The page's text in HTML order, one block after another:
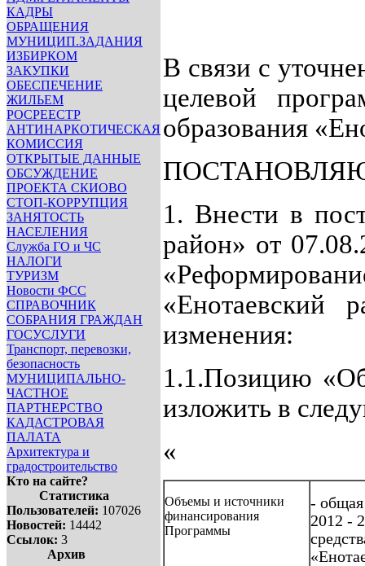
КАДРЫ
ОБРАЩЕНИЯ
МУНИЦИП.ЗАДАНИЯ
ИЗБИРКОМ
ЗАКУПКИ
ОБЕСПЕЧЕНИЕ
ЖИЛЬЕМ
РОСРЕЕСТР
АНТИНАРКОТИЧЕСКАЯ
КОМИССИЯ
ОТКРЫТЫЕ ДАННЫЕ
ОБСУЖДЕНИЕ
ПРОЕКТА СКИОВО
СТОП-КОРРУПЦИЯ
ЗАНЯТОСТЬ
НАСЕЛЕНИЯ
Служба ГО и ЧС
НАЛОГИ
ТУРИЗМ
Новости ФСС
СПРАВОЧНИК
СОБРАНИЯ ГРАЖДАН
ГОСУСЛУГИ
Транспорт, перевозки,
безопасность
МУНИЦИПАЛЬНО-
ЧАСТНОЕ
ПАРТНЕРСТВО
КАДАСТРОВАЯ
ПАЛАТА
Архитектура и
градостроительство
Кто на сайте?
Статистика
Пользователей: 107026
Новостей: 14442
Ссылок: 3
Архив
В связи с
целевой
образования
1. Внести в
район» от
«Енотаевский
изменения:
1.1.Позицию
изложить в
«
Объемы и источники
финансирования
Программы
-
2012 -